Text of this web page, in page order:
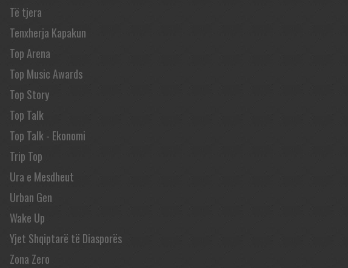
Të tjera
Tenxherja Kapakun
Top Arena
Top Music Awards
Top Story
Top Talk
Top Talk - Ekonomi
Trip Top
Ura e Mesdheut
Urban Gen
Wake Up
Yjet Shqiptarë të Diasporës
Zona Zero